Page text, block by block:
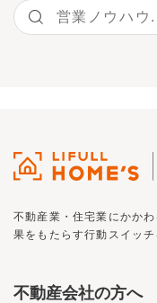
不動産業・住宅業にかか
果をもたらす行動スイッチ
不動産会社の方へ